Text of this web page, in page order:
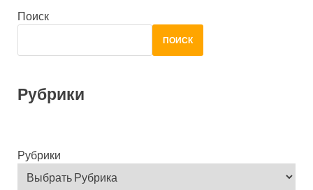
Поиск
ПОИСК
Рубрики
Рубрики